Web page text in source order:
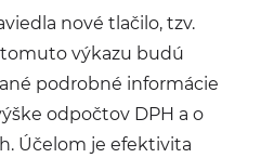
nové tlačilo, tzv.
výkazu budú
podrobné informácie
odpočtov DPH a o
Účelom je efektivita